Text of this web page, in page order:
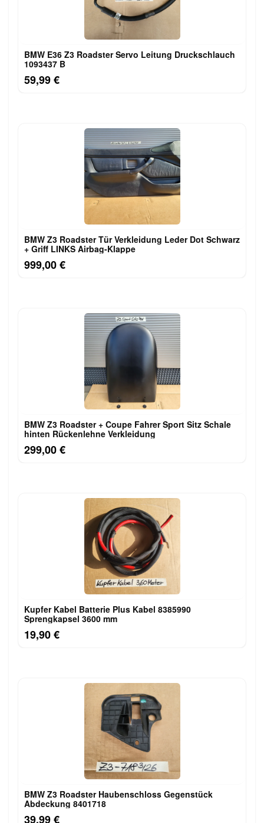
BMW E36 Z3 Roadster Servo Leitung Druckschlauch
1093437 B
59,99 €
BMW Z3 Roadster Tür Verkleidung Leder Dot Schwarz
+ Griff LINKS Airbag-Klappe
999,00 €
BMW Z3 Roadster + Coupe Fahrer Sport Sitz Schale
hinten Rückenlehne Verkleidung
299,00 €
Kupfer Kabel Batterie Plus Kabel 8385990
Sprengkapsel 3600 mm
19,90 €
BMW Z3 Roadster Haubenschloss Gegenstück
Abdeckung 8401718
39,99 €